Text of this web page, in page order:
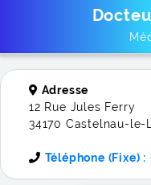
Adresse
12 Rue Jules Ferry
34170 Castelnau-le-
Téléphone (Fixe) :